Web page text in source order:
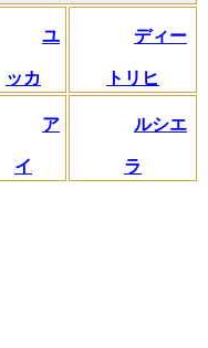
ユ
ッカ
ディー
トリヒ
ア
イ
ルシエ
ラ